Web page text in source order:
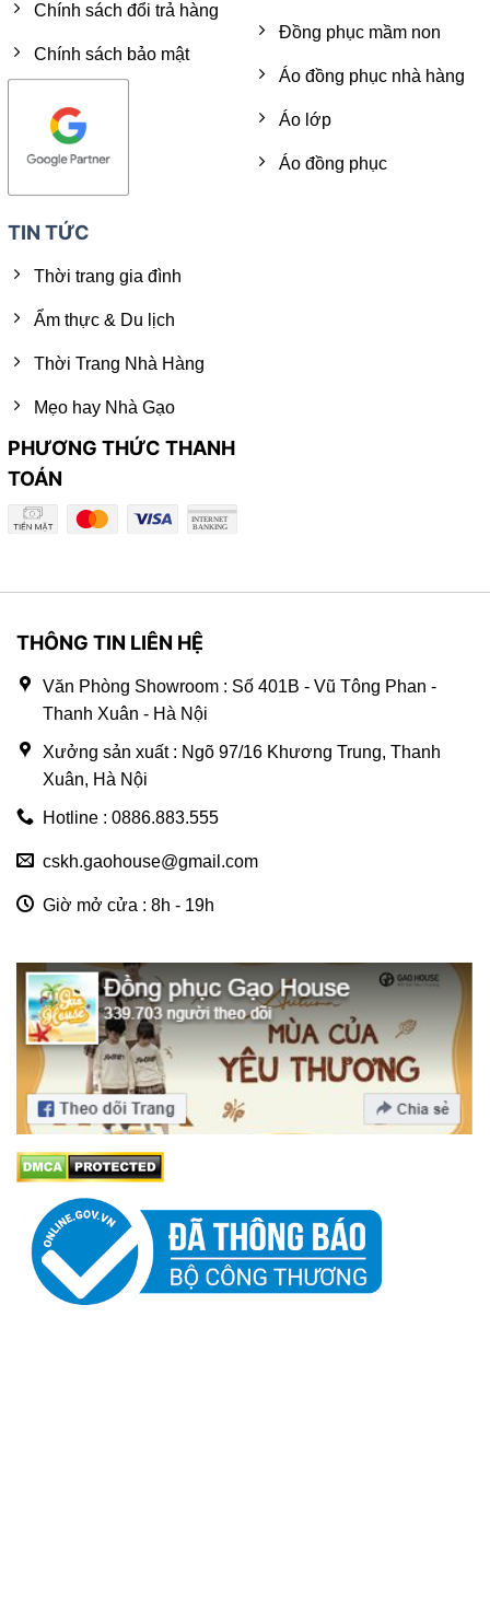
Chính sách đổi trả hàng
Chính sách bảo mật
Đồng phục mầm non
Áo đồng phục nhà hàng
Áo lớp
Áo đồng phục
TIN TỨC
Thời trang gia đình
Ẩm thực & Du lịch
Thời Trang Nhà Hàng
Mẹo hay Nhà Gạo
PHƯƠNG THỨC THANH
TOÁN
THÔNG TIN LIÊN HỆ
Văn Phòng Showroom : Số 401B - Vũ Tông Phan -
Thanh Xuân - Hà Nội
Xưởng sản xuất : Ngõ 97/16 Khương Trung, Thanh
Xuân, Hà Nội
Hotline : 0886.883.555
cskh.gaohouse@gmail.com
Giờ mở cửa : 8h - 19h